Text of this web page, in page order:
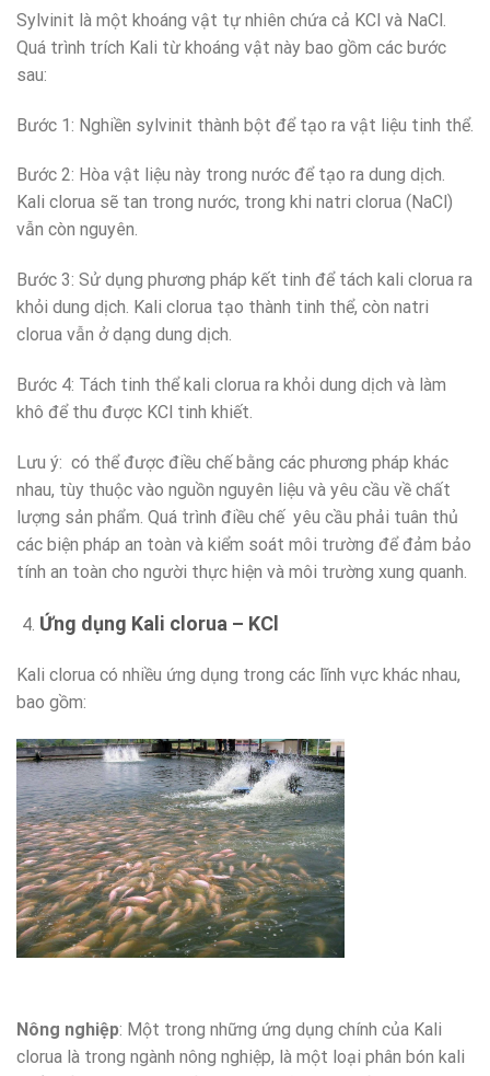
Sylvinit là một khoáng vật tự nhiên chứa cả KCl và NaCl.
Quá trình trích Kali từ khoáng vật này bao gồm các bước
sau:
Bước 1: Nghiền sylvinit thành bột để tạo ra vật liệu tinh thể.
Bước 2: Hòa vật liệu này trong nước để tạo ra dung dịch.
Kali clorua sẽ tan trong nước, trong khi natri clorua (NaCl)
vẫn còn nguyên.
Bước 3: Sử dụng phương pháp kết tinh để tách kali clorua ra
khỏi dung dịch. Kali clorua tạo thành tinh thể, còn natri
clorua vẫn ở dạng dung dịch.
Bước 4: Tách tinh thể kali clorua ra khỏi dung dịch và làm
khô để thu được KCl tinh khiết.
Lưu ý: có thể được điều chế bằng các phương pháp khác
nhau, tùy thuộc vào nguồn nguyên liệu và yêu cầu về chất
lượng sản phẩm. Quá trình điều chế yêu cầu phải tuân thủ
các biện pháp an toàn và kiểm soát môi trường để đảm bảo
tính an toàn cho người thực hiện và môi trường xung quanh.
Ứng dụng Kali clorua – KCl
Kali clorua có nhiều ứng dụng trong các lĩnh vực khác nhau,
bao gồm:
Nông nghiệp: Một trong những ứng dụng chính của Kali
clorua là trong ngành nông nghiệp, là một loại phân bón kali